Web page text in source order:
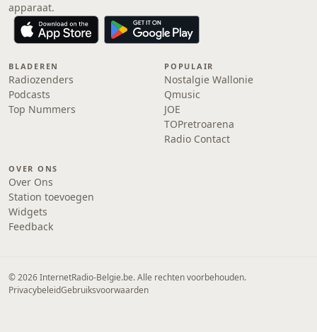
apparaat.
BLADEREN
Radiozenders
Podcasts
Top Nummers
POPULAIR
Nostalgie Wallonie
Qmusic
JOE
TOPretroarena
Radio Contact
OVER ONS
Over Ons
Station toevoegen
Widgets
Feedback
© 2026 InternetRadio-Belgie.be. Alle rechten voorbehouden.
PrivacybeleidGebruiksvoorwaarden